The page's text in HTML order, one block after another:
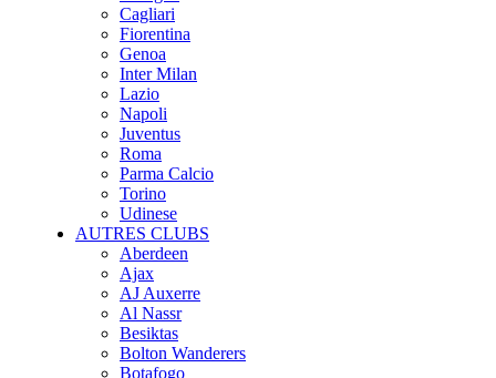
Cagliari
Fiorentina
Genoa
Inter Milan
Lazio
Napoli
Juventus
Roma
Parma Calcio
Torino
Udinese
AUTRES CLUBS
Aberdeen
Ajax
AJ Auxerre
Al Nassr
Besiktas
Bolton Wanderers
Botafogo